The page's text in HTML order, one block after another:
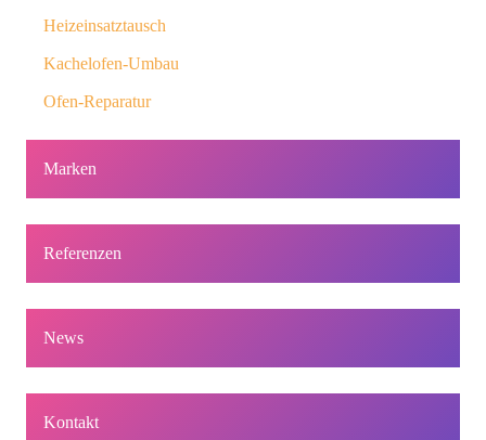
Heizeinsatztausch
Kachelofen-Umbau
Ofen-Reparatur
Marken
Referenzen
News
Kontakt